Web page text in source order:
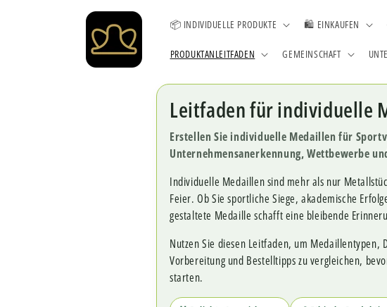
📦 INDIVIDUELLE PRODUKTE 🛍️ EINKAUFEN
PRODUKTANLEITFADEN GEMEINSCHAFT
Leitfaden für individuelle
Erstellen Sie individuelle Medaillen für
Unternehmensanerkennung, Wettbewerbe
Individuelle Medaillen sind mehr als nur
Feier. Ob Sie sportliche Siege, akademische
gestaltete Medaille schafft eine bleibende
Nutzen Sie diesen Leitfaden, um
Vorbereitung und Bestelltipps zu vergleichen,
starten.